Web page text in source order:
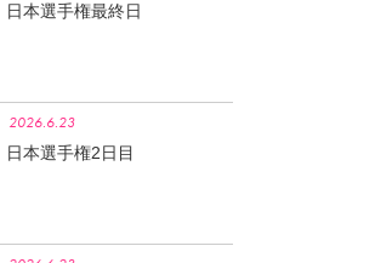
日本選手権最終日
2026.6.23
日本選手権2日目